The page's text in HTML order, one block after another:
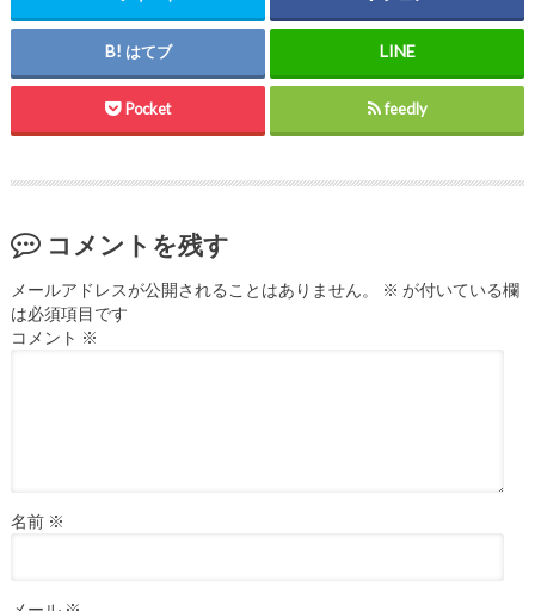
はてブ
Pocket feedly
コメントを残す
メールアドレスが公開されることはありません。 ※ が付いている欄
は必須項目です
コメント ※
名前 ※